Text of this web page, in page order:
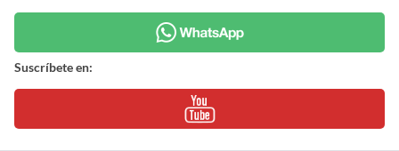
Suscríbete en: